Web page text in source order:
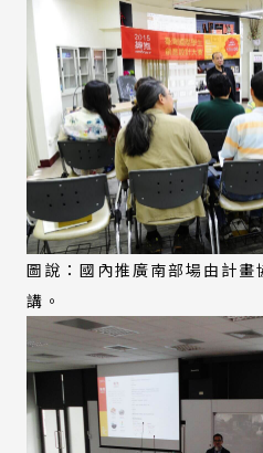
圖說：國內推廣南部場由計畫
講。